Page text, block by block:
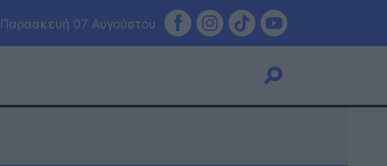
Παρασκευή 07 Αυγούστου